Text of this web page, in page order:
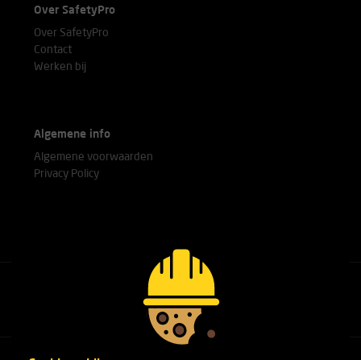
Over SafetyPro
Over SafetyPro
Contact
Werken bij
Algemene info
Algemene voorwaarden
Privacy Policy
Bel met onze experts
+31(0)76 751 25 18